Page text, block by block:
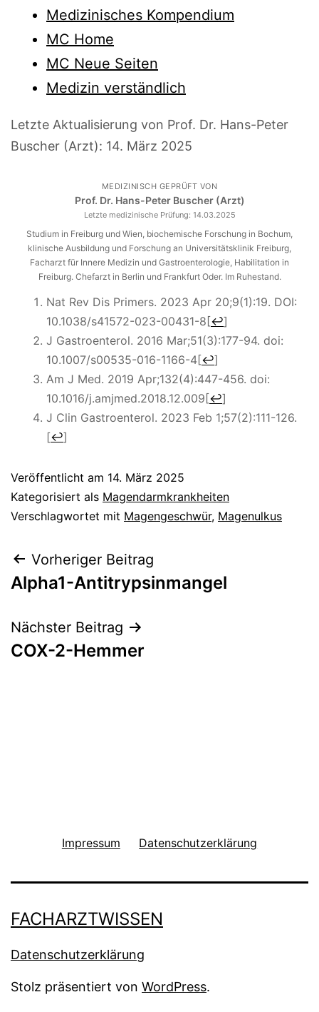
Medizinisches Kompendium
MC Home
MC Neue Seiten
Medizin verständlich
Letzte Aktualisierung von Prof. Dr. Hans-Peter
Buscher (Arzt): 14. März 2025
MEDIZINISCH GEPRÜFT VON
Prof. Dr. Hans-Peter Buscher (Arzt)
Letzte medizinische Prüfung: 14.03.2025
Studium in Freiburg und Wien, biochemische Forschung in Bochum,
klinische Ausbildung und Forschung an Universitätsklinik Freiburg,
Facharzt für Innere Medizin und Gastroenterologie, Habilitation in
Freiburg. Chefarzt in Berlin und Frankfurt Oder. Im Ruhestand.
Nat Rev Dis Primers. 2023 Apr 20;9(1):19. DOI:
10.1038/s41572-023-00431-8[↩]
J Gastroenterol. 2016 Mar;51(3):177-94. doi:
10.1007/s00535-016-1166-4[↩]
Am J Med. 2019 Apr;132(4):447-456. doi:
10.1016/j.amjmed.2018.12.009[↩]
J Clin Gastroenterol. 2023 Feb 1;57(2):111-126.
[↩]
Veröffentlicht am 14. März 2025
Kategorisiert als Magendarmkrankheiten
Verschlagwortet mit Magengeschwür, Magenulkus
Beitragsnavigation
Vorheriger Beitrag
Alpha1-Antitrypsinmangel
Nächster Beitrag
COX-2-Hemmer
Impressum Datenschutzerklärung
FACHARZTWISSEN
Datenschutzerklärung
Stolz präsentiert von WordPress.